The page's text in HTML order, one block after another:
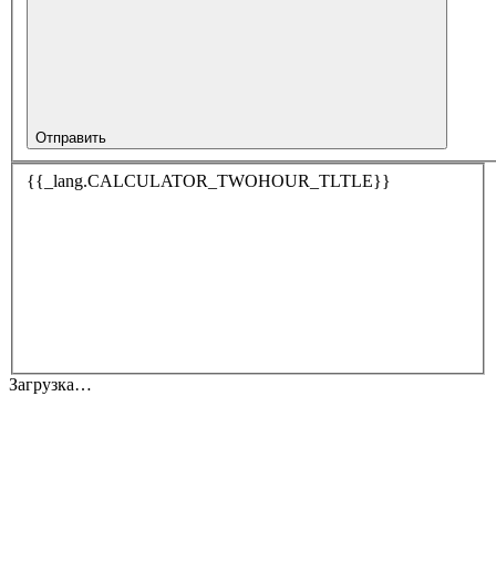
Отправить
{{_lang.CALCULATOR_TWOHOUR_TLTLE}}
Загрузка…